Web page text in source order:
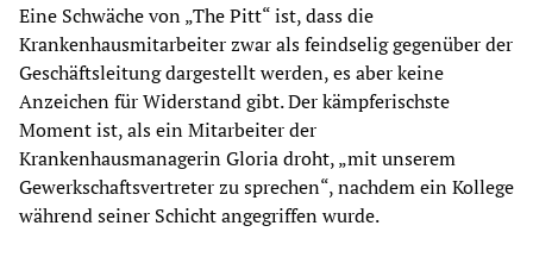
Eine Schwäche von „The Pitt“ ist, dass die
Krankenhausmitarbeiter zwar als feindselig gegenüber der
Geschäftsleitung dargestellt werden, es aber keine
Anzeichen für Widerstand gibt. Der kämpferischste
Moment ist, als ein Mitarbeiter der
Krankenhausmanagerin Gloria droht, „mit unserem
Gewerkschaftsvertreter zu sprechen“, nachdem ein Kollege
während seiner Schicht angegriffen wurde.